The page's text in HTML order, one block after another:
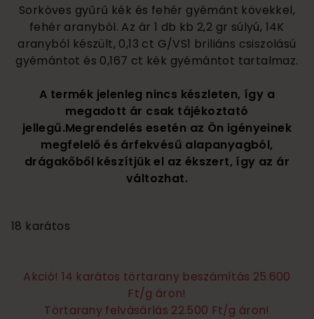
Sorköves gyűrű kék és fehér gyémánt kövekkel,
fehér aranyból. Az ár 1 db kb 2,2 gr súlyú, 14K
aranyból készült, 0,13 ct G/VS1 briliáns csiszolású
gyémántot és 0,167 ct kék gyémántot tartalmaz.
A termék jelenleg nincs készleten, így a
megadott ár csak tájékoztató
jellegű.Megrendelés esetén az Ön igényeinek
megfelelő és árfekvésű alapanyagból,
drágakőből készítjük el az ékszert, így az ár
változhat.
18 karátos
Akció! 14 karátos törtarany beszámítás 25.600
Ft/g áron!
Törtarany felvásárlás 22.500 Ft/g áron!